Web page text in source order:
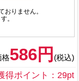
おりません。
。
格586円 (税込)
得ポイント：29pt